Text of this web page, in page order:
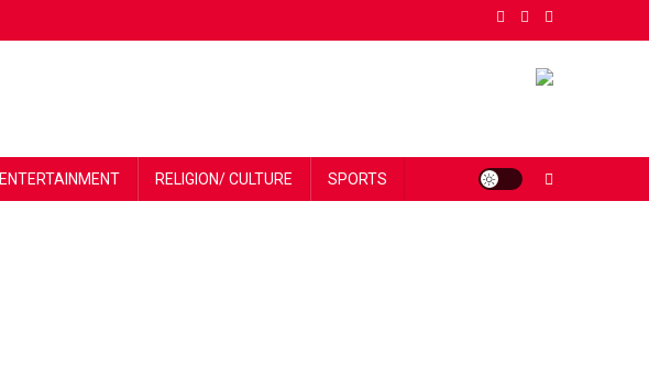
ENTERTAINMENT RELIGION/ CULTURE SPORTS